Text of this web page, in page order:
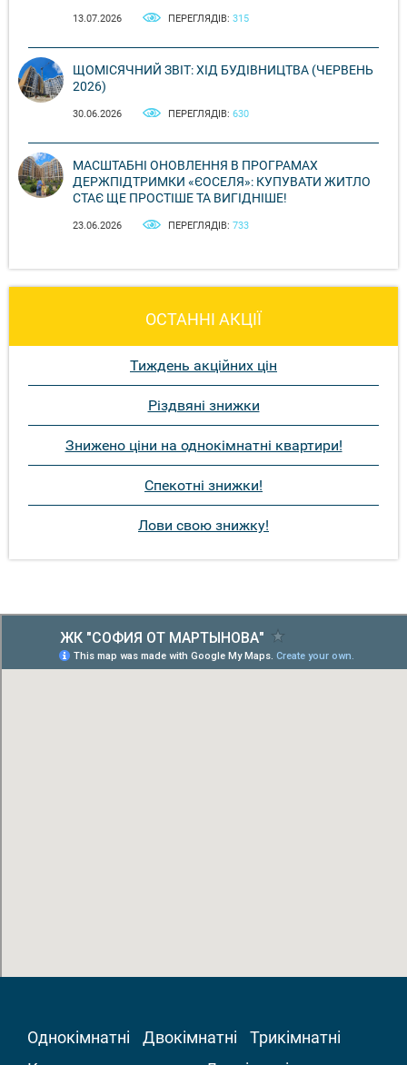
13.07.2026 ПЕРЕГЛЯДІВ: 315
ЩОМІСЯЧНИЙ ЗВІТ: ХІД БУДІВНИЦТВА (ЧЕРВЕНЬ
2026)
30.06.2026 ПЕРЕГЛЯДІВ: 630
МАСШТАБНІ ОНОВЛЕННЯ В ПРОГРАМАХ
ДЕРЖПІДТРИМКИ «ЄОСЕЛЯ»: КУПУВАТИ ЖИТЛО
СТАЄ ЩЕ ПРОСТІШЕ ТА ВИГІДНІШЕ!
23.06.2026 ПЕРЕГЛЯДІВ: 733
ОСТАННІ АКЦІЇ
Тиждень акційних цін
Різдвяні знижки
Знижено ціни на однокімнатні квартири!
Спекотні знижки!
Лови свою знижку!
Однокімнатні Двокімнатні
Трикімнатні